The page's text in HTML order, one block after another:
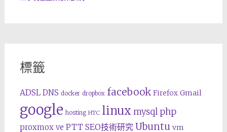
標籤
ADSL DNS docker dropbox facebook Firefox Gmail
google hosting HTC linux mysql php
proxmox ve PTT SEO技術研究 Ubuntu vm